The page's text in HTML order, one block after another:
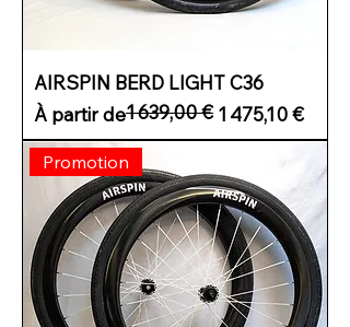
AIRSPIN BERD LIGHT C36
À partir de
Prix original1 639,00 € 1 475,10 €
Prix promotionnel
Promotion